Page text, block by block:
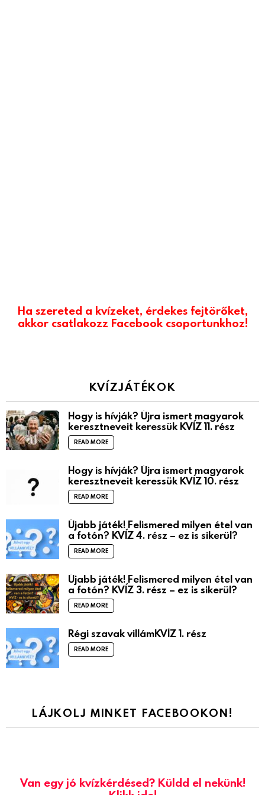
Ha szereted a kvízeket, érdekes fejtörőket,
akkor csatlakozz Facebook csoportunkhoz!
KVÍZJÁTÉKOK
Hogy is hívják? Újra ismert magyarok
keresztneveit keressük KVÍZ 11. rész
READ MORE
Hogy is hívják? Újra ismert magyarok
keresztneveit keressük KVÍZ 10. rész
READ MORE
Újabb játék! Felismered milyen étel van
a fotón? KVÍZ 4. rész – ez is sikerül?
READ MORE
Újabb játék! Felismered milyen étel van
a fotón? KVÍZ 3. rész – ez is sikerül?
READ MORE
Régi szavak villámKVÍZ 1. rész
READ MORE
LÁJKOLJ MINKET FACEBOOKON!
Van egy jó kvízkérdésed? Küldd el nekünk!